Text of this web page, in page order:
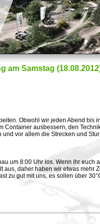
am Samstag
Obwohl wir jeden Abend bis
Container ausbessern, den
vor allem die Strecken und
um 8:00 Uhr los. Wenn ihr
aus, daher haben wir etwas mehr
zu gut mit uns, es sollen über